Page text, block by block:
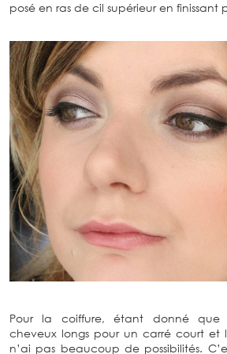
posé en ras de cil supérieur en finissant
Pour la coiffure, étant donné que
cheveux longs pour un carré court et
n’ai pas beaucoup de possibilités.